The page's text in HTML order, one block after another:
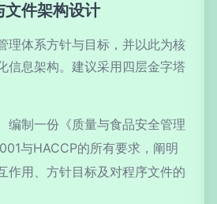
文件架构设计
理体系方针与目标，并以此为核
信息架构。建议采用四层金字塔
编制一份《质量与食品安全管理
与HACCP的所有要求，阐明
作用、方针目标及对程序文件的